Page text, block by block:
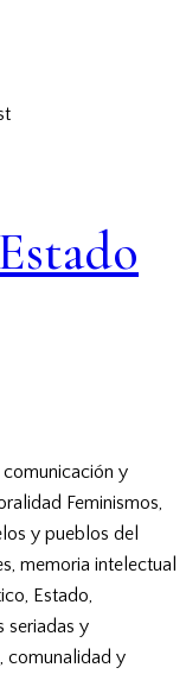
y
Feminismos,
y pueblos del
memoria intelectual
Estado,
seriadas y
comunalidad y